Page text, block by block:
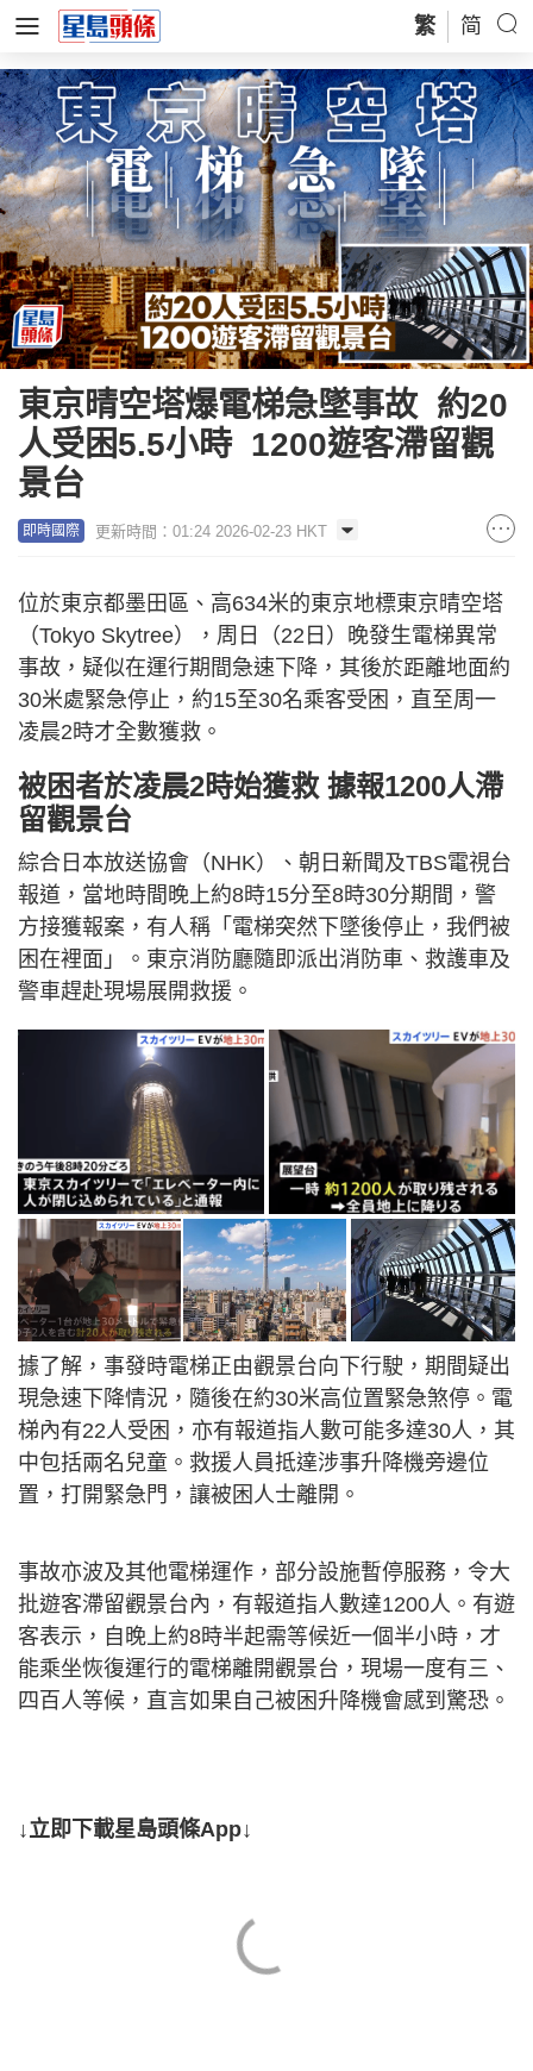
繁 简
東京晴空塔爆電梯急墜事故 約20
人受困5.5小時 1200遊客滯留觀
景台
即時國際 更新時間：01:24 2026-02-23 HKT
位於東京都墨田區、高634米的東京地標東京晴空塔
（Tokyo Skytree），周日（22日）晚發生電梯異常
事故，疑似在運行期間急速下降，其後於距離地面約
30米處緊急停止，約15至30名乘客受困，直至周一
凌晨2時才全數獲救。
被困者於凌晨2時始獲救 據報1200人滯
留觀景台
綜合日本放送協會（NHK）、朝日新聞及TBS電視台
報道，當地時間晚上約8時15分至8時30分期間，警
方接獲報案，有人稱「電梯突然下墜後停止，我們被
困在裡面」。東京消防廳隨即派出消防車、救護車及
警車趕赴現場展開救援。
據了解，事發時電梯正由觀景台向下行駛，期間疑出
現急速下降情況，隨後在約30米高位置緊急煞停。電
梯內有22人受困，亦有報道指人數可能多達30人，其
中包括兩名兒童。救援人員抵達涉事升降機旁邊位
置，打開緊急門，讓被困人士離開。
事故亦波及其他電梯運作，部分設施暫停服務，令大
批遊客滯留觀景台內，有報道指人數達1200人。有遊
客表示，自晚上約8時半起需等候近一個半小時，才
能乘坐恢復運行的電梯離開觀景台，現場一度有三、
四百人等候，直言如果自己被困升降機會感到驚恐。
↓立即下載星島頭條App↓